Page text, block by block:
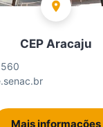
CEP Aracaju
Mais informações